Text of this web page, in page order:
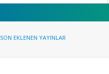
SON EKLENEN YAYINLAR